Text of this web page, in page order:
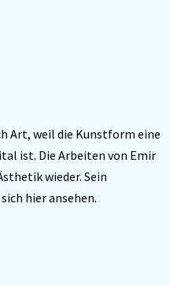
Art, weil die Kunstform eine
ist. Die Arbeiten von Emir
wieder. Sein
hier ansehen.